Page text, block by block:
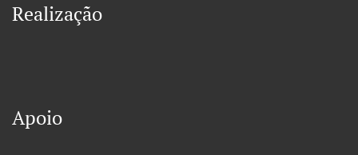
Realização
Apoio